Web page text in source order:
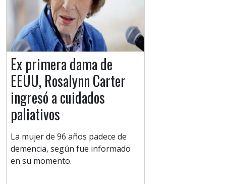
Ex primera dama de
EEUU, Rosalynn Carter
ingresó a cuidados
paliativos
La mujer de 96 años padece de
demencia, según fue informado
en su momento.